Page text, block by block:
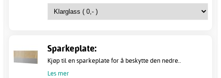
Sparkeplate:
Kjøp til en sparkeplate for å beskytte den nedre..
Les mer